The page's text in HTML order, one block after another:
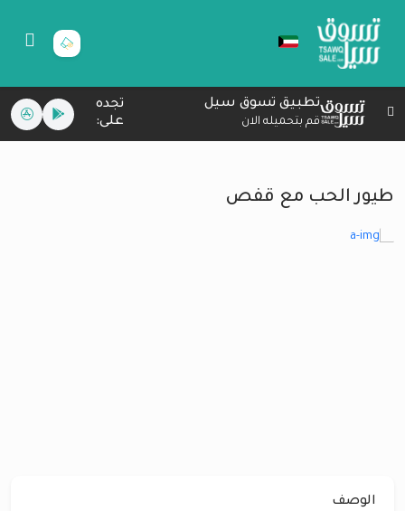
تطبيق تسوق سيل
قم بتحميله الان
تجده
على:
طيور الحب مع قفص
الوصف